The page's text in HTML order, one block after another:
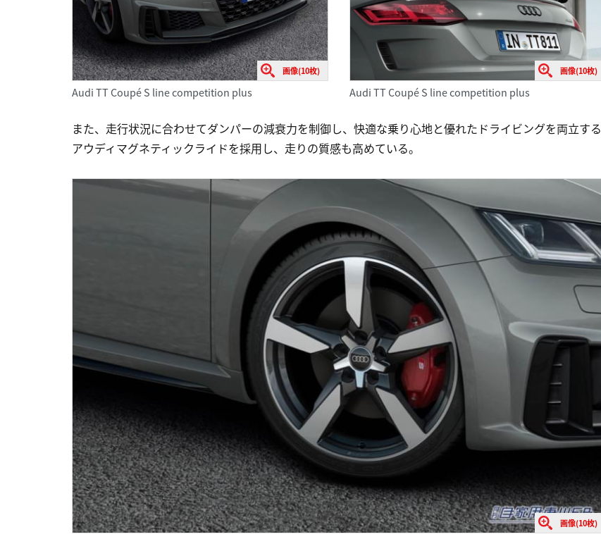
画像(10枚)
Audi TT Coupé S line competition plus
画像(10枚)
Audi TT Coupé S line competition plus
また、走行状況に合わせてダンパーの減衰力を制御し、快適な乗り心地と優れたドライビングを両立する
アウディマグネティックライドを採用し、走りの質感も高めている。
画像(10枚)